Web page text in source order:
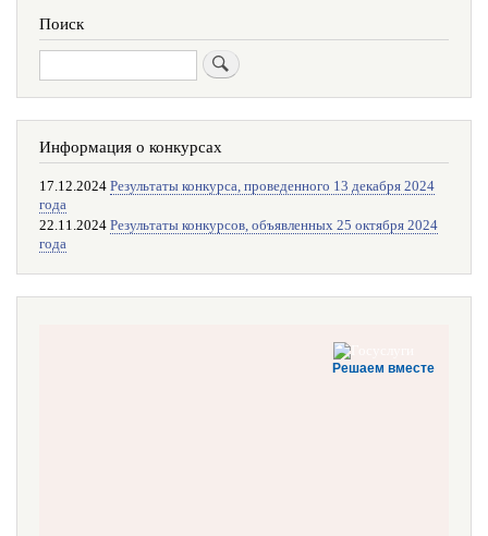
Поиск
Информация о конкурсах
17.12.2024 Результаты конкурса, проведенного 13 декабря 2024
года
22.11.2024 Результаты конкурсов, объявленных 25 октября 2024
года
Решаем вместе